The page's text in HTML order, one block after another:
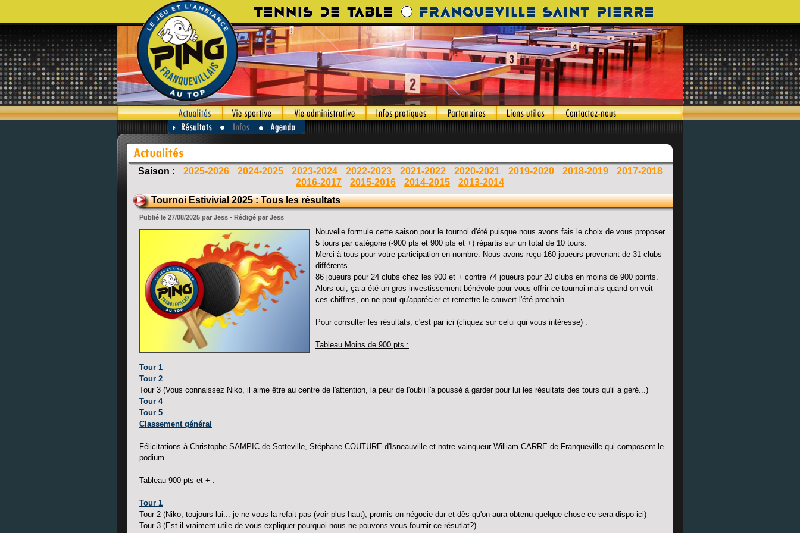
Saison : 2025-2026 2024-2025 2023-2024 2022-2023 2021-2022 2020-2021 2019-2020 2018-2019
2017-2018
2016-2017
2015-2016 2014-2015
2013-2014
Tournoi Estivivial 2025 : Tous les résultats
Publié le 27/08/2025 par Jess - Rédigé par Jess
Nouvelle formule cette saison pour le tournoi d'été puisque nous avons fais le choix de vous proposer
5 tours par catégorie (-900 pts et 900 pts et +) répartis sur un total de 10 tours.
Merci à tous pour votre participation en nombre. Nous avons reçu 160 joueurs provenant de 31 clubs
différents.
86 joueurs pour 24 clubs chez les 900 et + contre 74 joueurs pour 20 clubs en moins de 900 points.
Alors oui, ça a été un gros investissement bénévole pour vous offrir ce tournoi mais quand on voit
ces chiffres, on ne peut qu'apprécier et remettre le couvert l'été prochain.
Pour consulter les résultats, c'est par ici (cliquez sur celui qui vous intéresse) :
Tableau Moins de 900 pts :
Tour 1
Tour 2
Tour 3 (Vous connaissez Niko, il aime être au centre de l'attention, la peur de l'oubli l'a poussé à garder pour lui les résultats des tours qu'il a géré...)
Tour 4
Tour 5
Classement général
Félicitations à Christophe SAMPIC de Sotteville, Stéphane COUTURE d'Isneauville et notre vainqueur William CARRE de Franqueville qui composent le
podium.
Tableau 900 pts et + :
Tour 1
Tour 2 (Niko, toujours lui... je ne vous la refait pas (voir plus haut), promis on négocie dur et dès qu'on aura obtenu quelque chose ce sera dispo ici)
Tour 3 (Est-il vraiment utile de vous expliquer pourquoi nous ne pouvons vous fournir ce résutlat?)